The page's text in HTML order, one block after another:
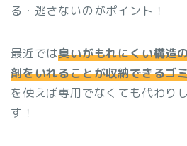
る・逃さないのがポイント！
最近では臭いがもれにくい構造
剤をいれることが収納できるゴ
を使えば専用でなくても代わり
す！